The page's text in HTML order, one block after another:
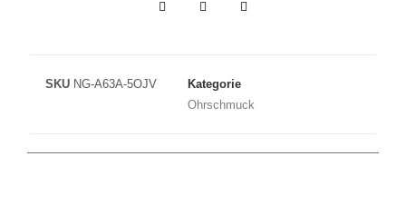
SKU NG-A63A-5OJV
Kategorie
Ohrschmuck